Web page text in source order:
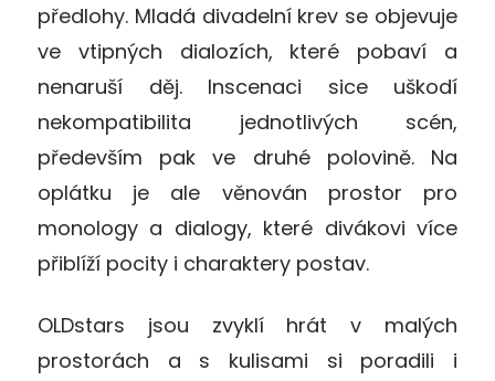
předlohy. Mladá divadelní krev se objevuje
ve vtipných dialozích, které pobaví a
nenaruší děj. Inscenaci sice uškodí
nekompatibilita jednotlivých scén,
především pak ve druhé polovině. Na
oplátku je ale věnován prostor pro
monology a dialogy, které divákovi více
přiblíží pocity i charaktery postav.
OLDstars jsou zvyklí hrát v malých
prostorách a s kulisami si poradili i